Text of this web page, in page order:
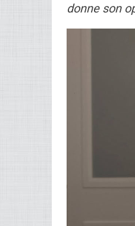
donne son